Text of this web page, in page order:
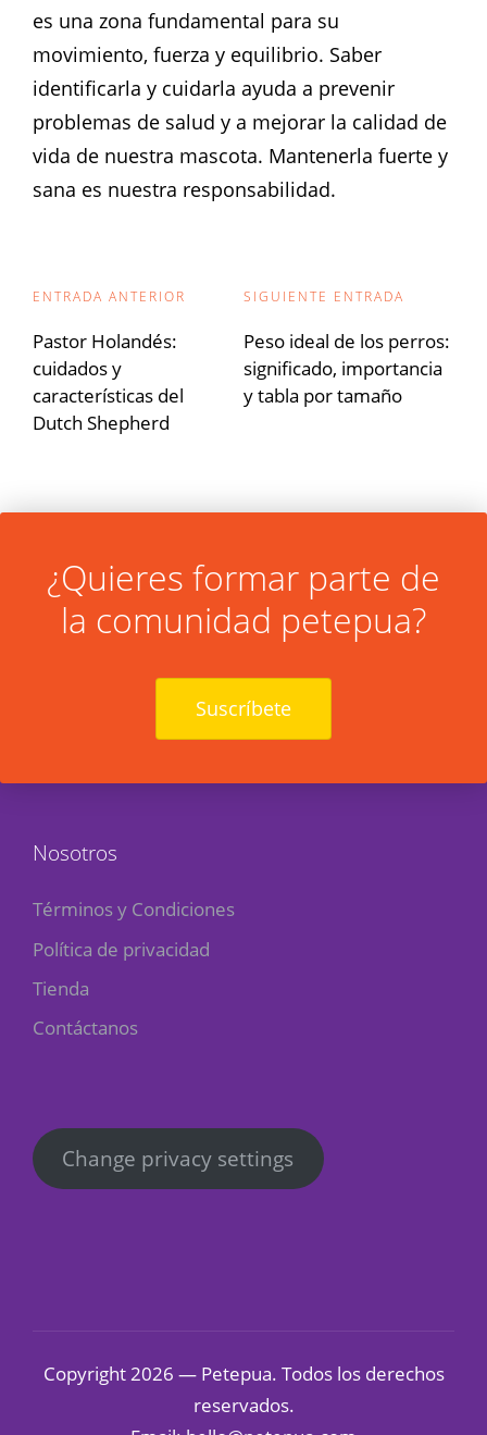
es una zona fundamental para su
movimiento, fuerza y equilibrio. Saber
identificarla y cuidarla ayuda a prevenir
problemas de salud y a mejorar la calidad de
vida de nuestra mascota. Mantenerla fuerte y
sana es nuestra responsabilidad.
Navegación
de
entradas
ENTRADA ANTERIOR
Pastor Holandés:
cuidados y
características del
Dutch Shepherd
SIGUIENTE ENTRADA
Peso ideal de los perros:
significado, importancia
y tabla por tamaño
¿Quieres formar parte de
la comunidad petepua?
Suscríbete
Nosotros
Términos y Condiciones
Política de privacidad
Tienda
Contáctanos
Change privacy settings
Copyright 2026 — Petepua. Todos los derechos
reservados.